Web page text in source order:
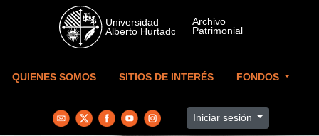
Skip to main content
QUIENES SOMOS SITIOS DE INTERÉS FONDOS
Iniciar sesión